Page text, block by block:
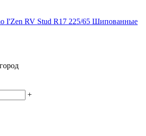
I'Zen RV Stud R17 225/65 Шипованные
+